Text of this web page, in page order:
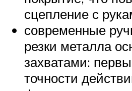
сцепление с
современные
резки металла
захватами:
точности